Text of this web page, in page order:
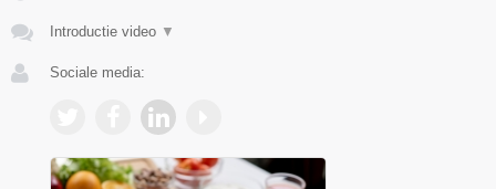
Introductie video ▼
Sociale media: